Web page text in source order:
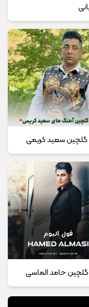
گلچین سعید کریمی
گلچین حامد الماسی